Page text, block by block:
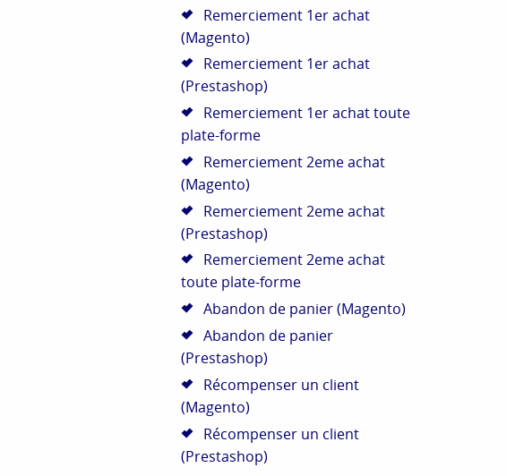
Remerciement 1er achat
(Magento)
Remerciement 1er achat
(Prestashop)
Remerciement 1er achat toute
plate-forme
Remerciement 2eme achat
(Magento)
Remerciement 2eme achat
(Prestashop)
Remerciement 2eme achat
toute plate-forme
Abandon de panier (Magento)
Abandon de panier
(Prestashop)
Récompenser un client
(Magento)
Récompenser un client
(Prestashop)